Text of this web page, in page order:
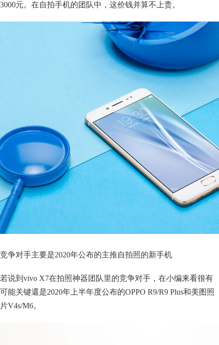
3000元。在自拍手机的团队中，这价钱并算不上贵。
竞争对手主要是2020年公布的主推自拍照的新手机
若说到vivo X7在拍照神器团队里的竞争对手，在小编来看很有
可能关键還是2020年上半年度公布的OPPO R9/R9 Plus和美图照
片V4s/M6。